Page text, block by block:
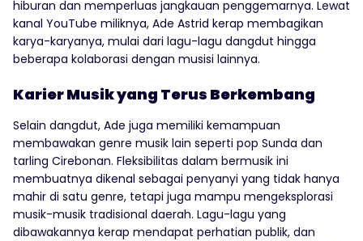
hiburan dan memperluas jangkauan penggemarnya. Lewat
kanal YouTube miliknya, Ade Astrid kerap membagikan
karya-karyanya, mulai dari lagu-lagu dangdut hingga
beberapa kolaborasi dengan musisi lainnya.
Karier Musik yang Terus Berkembang
Selain dangdut, Ade juga memiliki kemampuan
membawakan genre musik lain seperti pop Sunda dan
tarling Cirebonan. Fleksibilitas dalam bermusik ini
membuatnya dikenal sebagai penyanyi yang tidak hanya
mahir di satu genre, tetapi juga mampu mengeksplorasi
musik-musik tradisional daerah. Lagu-lagu yang
dibawakannya kerap mendapat perhatian publik, dan